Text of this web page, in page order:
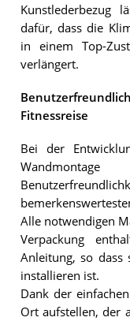
Kunstlederbezug
dafür, dass die
in einem Top-
verlängert.
Fitnessreise
Bei der
Alle notwendigen
Verpackung
Anleitung, so
installieren ist.
Dank der
Ort aufstellen, der